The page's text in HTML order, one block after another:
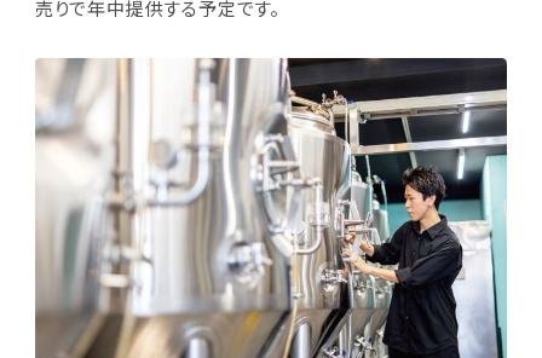
売りで年中提供する予定です。